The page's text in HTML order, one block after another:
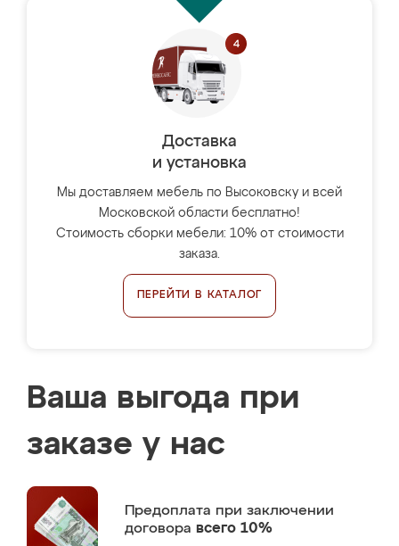
Доставка
и установка
Мы доставляем мебель по Высоковску и всей
Московской области бесплатно!
Стоимость сборки мебели: 10% от стоимости
заказа.
ПЕРЕЙТИ В КАТАЛОГ
Ваша выгода при
заказе у нас
Предоплата при заключении
договора всего 10%